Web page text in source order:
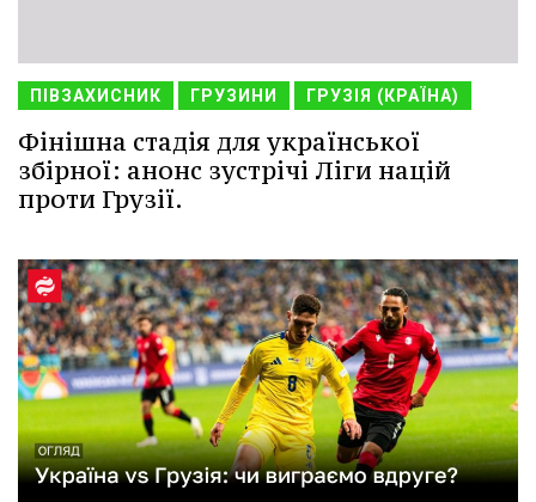
ПІВЗАХИСНИК ГРУЗИНИ ГРУЗІЯ (КРАЇНА)
Фінішна стадія для української
збірної: анонс зустрічі Ліги націй
проти Грузії.